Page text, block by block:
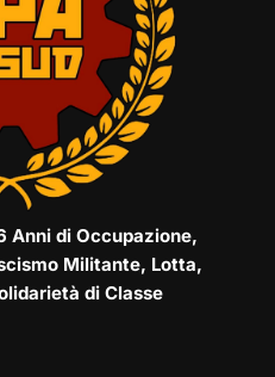
Anni di Occupazione,
Militante, Lotta,
di Classe